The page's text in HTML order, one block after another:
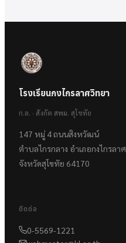
โรงเรียนกงไกรลาศวิทยา
ก.ล. · สังกัด สพม. สุโขทัย
147 หมู่ 4 ถนนสิงหวัฒน์
ตำบลไกรกลาง อำเภอกงไกรลาศ
จังหวัดสุโขทัย 64170
ติดต่อ
0-5569-1221